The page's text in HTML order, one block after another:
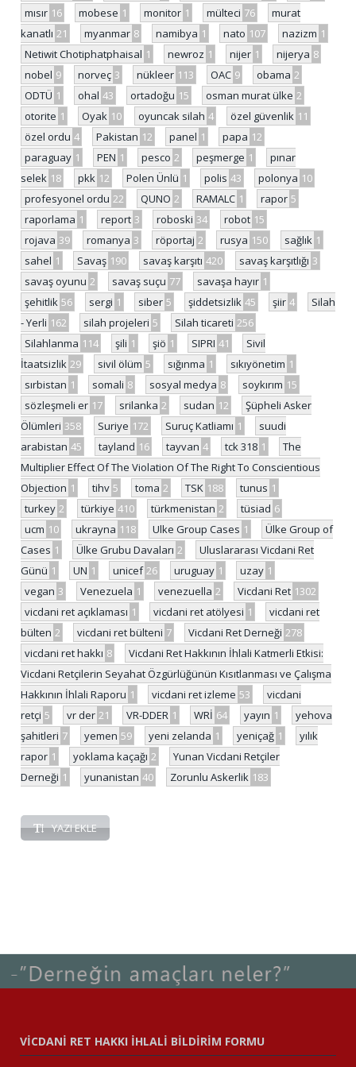
mısır 16 mobese 1 monitor 1 mülteci 76
murat
kanatlı 21 myanmar 8 namibya 1 nato 107 nazizm 1
Netiwit Chotiphatphaisal 1 newroz 1 nijer 1 nijerya 8
nobel 9 norveç 3 nükleer 113 OAC 9 obama 2
ODTÜ 1 ohal 43 ortadoğu 15 osman murat ülke 2
otorite 1 Oyak 10 oyuncak silah 4 özel güvenlik 11
özel ordu 4 Pakistan 12 panel 1 papa 12
paraguay 1 PEN 1 pesco 2 peşmerge 1
pınar
selek 18 pkk 12 Polen Ünlü 1 polis 43 polonya 10
profesyonel ordu 22 QUNO 2 RAMALC 1 rapor 5
raporlama 1 report 3 roboski 34 robot 15
rojava 39 romanya 3 röportaj 2 rusya 150 sağlık 1
sahel 1 Savaş 190 savaş karşıtı 420 savaş karşıtlığı 3
savaş oyunu 2 savaş suçu 77 savaşa hayır 1
şehitlik 56 sergi 1 siber 5 şiddetsizlik 45 şiir 4
Silah
- Yerli 162 silah projeleri 5 Silah ticareti 256
Silahlanma 114 şili 1 şiö 1 SIPRI 41
Sivil
İtaatsizlik 29 sivil ölüm 5 sığınma 1 sıkıyönetim 1
sırbistan 1 somali 8 sosyal medya 8 soykırım 15
sözleşmeli er 17 srilanka 2 sudan 12
Şüpheli Asker
Ölümleri 358 Suriye 172 Suruç Katliamı 1
suudi
arabistan 45 tayland 16 tayvan 4 tck 318 1
The
Multiplier Effect Of The Violation Of The Right To Conscientious
Objection 1 tihv 5 toma 2 TSK 188 tunus 1
turkey 2 türkiye 410 türkmenistan 2 tüsiad 6
ucm 10 ukrayna 118 Ulke Group Cases 1
Ülke Group of
Cases 1 Ülke Grubu Davaları 2
Uluslararası Vicdani Ret
Günü 1 UN 1 unicef 26 uruguay 1 uzay 1
vegan 3 Venezuela 1 venezuella 2 Vicdani Ret 1302
vicdani ret açıklaması 1 vicdani ret atölyesi 1
vicdani ret
bülten 2 vicdani ret bülteni 7 Vicdani Ret Derneği 278
vicdani ret hakkı 8
Vicdani Ret Hakkının İhlali Katmerli Etkisi:
Vicdani Retçilerin Seyahat Özgürlüğünün Kısıtlanması ve Çalışma
Hakkının İhlali Raporu 1 vicdani ret izleme 53
vicdani
retçi 5 vr der 21 VR-DDER 1 WRİ 64 yayın 1
yehova
şahitleri 7 yemen 59 yeni zelanda 1 yeniçağ 1
yılık
rapor 1 yoklama kaçağı 2
Yunan Vicdani Retçiler
Derneği 1 yunanistan 40 Zorunlu Askerlik 183
YAZI EKLE
VİCDANİ RET HAKKI İHLALİ BİLDİRİM FORMU